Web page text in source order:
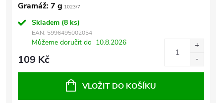
Gramáž: 7 g 1023/7
Skladem (8 ks)
EAN: 5996495002054
Můžeme doručit do 10.8.2026
109 Kč
VLOŽIT DO KOŠÍKU